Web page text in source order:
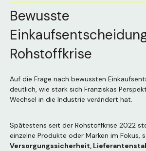
Bewusste
Rohstoffkrise
Auf die Frage nach bewussten
deutlich, wie stark sich Franziskas
Wechsel in die Industrie verändert hat.
Spätestens seit der Rohstoffkrise 2022
einzelne Produkte oder Marken im Fokus,
Versorgungssicherheit,